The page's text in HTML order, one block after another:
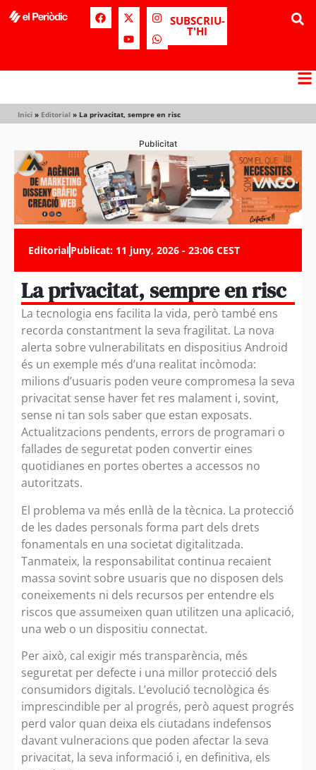
SUBSCRIU-
T'HI
Inici » Editorial » La privacitat, sempre en risc
Publicitat
EditorialPublicat: 11 juny, 2026 - 23:06 CEST
La privacitat, sempre en risc
La tecnologia ens facilita la vida, però també ens
recorda constantment la seva fragilitat. La nova
alerta sobre vulnerabilitats en dispositius Android
és un exemple més d’una realitat incòmoda:
milions d’usuaris poden veure compromesa la seva
privacitat sense haver fet res malament i, sovint,
sense ni tan sols saber que estan exposats.
Actualitzacions pendents, errors de programari o
fallades de seguretat poden convertir eines
quotidianes en portes obertes a accessos no
autoritzats.
El problema va més enllà de la tècnica. La protecció
de les dades personals forma part dels drets
fonamentals en una societat digitalitzada.
Tanmateix, la responsabilitat continua recaient
massa sovint sobre usuaris que no disposen dels
coneixements ni dels recursos per entendre els
riscos que assumeixen quan utilitzen una aplicació,
una web o un dispositiu connectat.
Per això, cal exigir més transparència, més
seguretat per defecte i una millor protecció dels
consumidors digitals. L’evolució tecnològica és
imprescindible per al progrés, però aquest progrés
perd valor quan deixa els ciutadans indefensos
davant vulneracions que poden afectar la seva
privacitat, la seva informació i, en definitiva, els